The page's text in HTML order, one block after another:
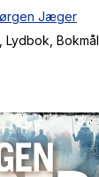
Jæger
, Lydbok , Bokmål